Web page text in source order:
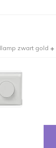
zwart gold